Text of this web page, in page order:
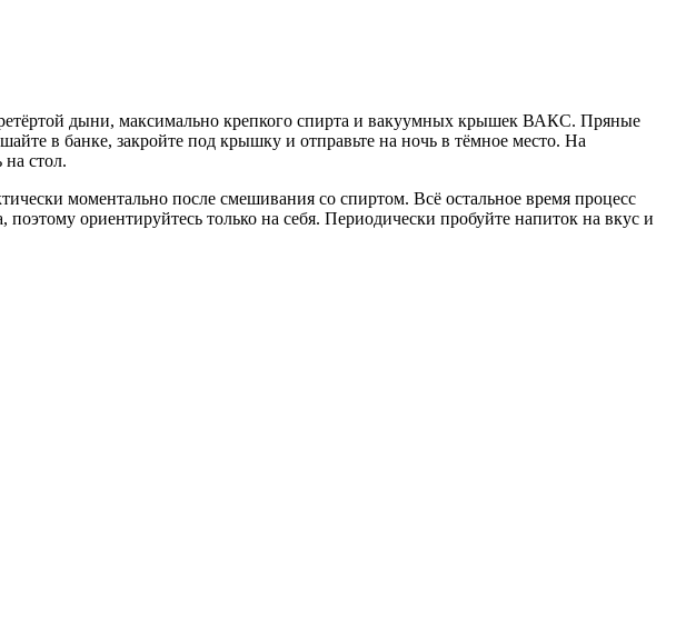
дыни, максимально крепкого спирта и вакуумных крышек ВАКС. Пряные
в банке, закройте под крышку и отправьте на ночь в тёмное место. На
стол.
моментально после смешивания со спиртом. Всё остальное время процесс
ориентируйтесь только на себя. Периодически пробуйте напиток на вкус и